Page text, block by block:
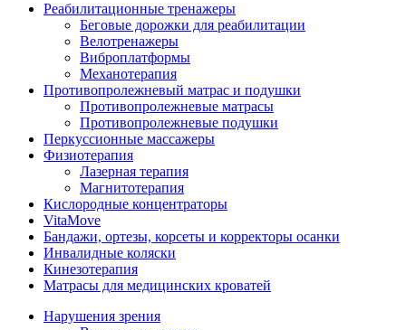
Реабилитационные тренажеры
Беговые дорожки для реабилитации
Велотренажеры
Виброплатформы
Механотерапия
Противопролежневый матрас и подушки
Противопролежневые матрасы
Противопролежневые подушки
Перкуссионные массажеры
Физиотерапия
Лазерная терапия
Магнитотерапия
Кислородные концентраторы
VitaMove
Бандажи, ортезы, корсеты и корректоры осанки
Инвалидные коляски
Кинезотерапия
Матрасы для медицинских кроватей
Нарушения зрения